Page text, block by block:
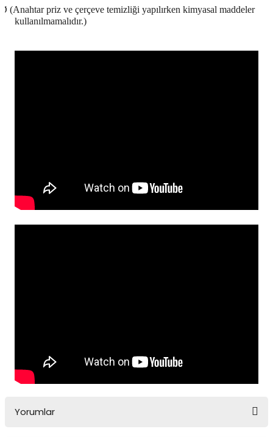
Ø (Anahtar priz ve çerçeve temizliği yapılırken kimyasal maddeler
kullanılmamalıdır.)
Yorumlar